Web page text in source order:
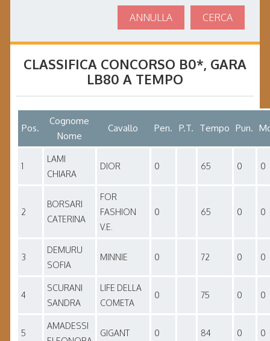
CERCA
ANNULLA
CLASSIFICA CONCORSO B0*, GARA
LB80 A TEMPO
Pos.
Cognome
Nome
Cavallo Pen. P.T. Tempo Pun.
1
LAMI
CHIARA
DIOR 0 65 0 0
2
BORSARI
CATERINA
FOR
FASHION
V.E.
0 65 0 0
3
DEMURU
SOFIA
MINNIE 0 72 0 0
4
SCURANI
SANDRA
LIFE DELLA
COMETA
0 75 0 0
5
AMADESSI
GIGANT 0 84 0 0